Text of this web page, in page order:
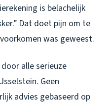
is belachelijk
Dat doet pijn om te
was geweest.
alle serieuze
Geen
advies gebaseerd op